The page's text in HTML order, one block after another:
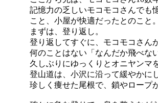
記憶力の乏しいモコモコさんでも
こと、小屋が快適だったとのこと
まずは、登り返し。
登り返してすぐに、モコモコさん
何のことはない「なんだか飛べな
久しぶりにゆっくりとオニヤンマ
登山道は、小沢に沿って緩やかに
珍しく痩せた尾根で、鎖やロープ